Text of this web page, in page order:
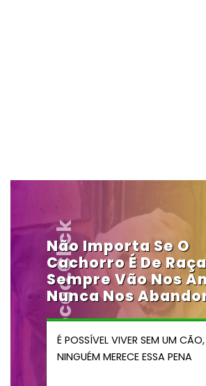
Vendocao.click
Não Importa Se O
Cachorro É De
Sempre Vão Nos
Nunca Nos
É POSSÍVEL VIVER SEM UM
NINGUÉM MERECE ESSA PENA